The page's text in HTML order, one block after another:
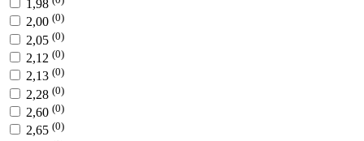
1,98
2,00 (0)
2,05 (0)
2,12 (0)
2,13 (0)
2,28 (0)
2,60 (0)
2,65 (0)